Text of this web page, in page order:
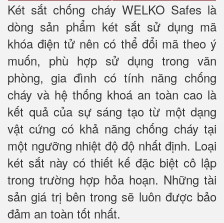
Két sắt chống cháy WELKO Safes là
dòng sản phẩm két sắt sử dụng mã
khóa điện tử nên có thể đổi mã theo ý
muốn, phù hợp sử dụng trong văn
phòng, gia đình có tính năng chống
cháy và hệ thống khoá an toàn cao là
kết quả của sự sáng tạo từ một dạng
vật cứng có khả năng chống cháy tại
một ngưỡng nhiệt độ độ nhất định. Loại
két sắt này có thiết kế đặc biệt cô lập
trong trường hợp hỏa hoạn. Những tài
sản giá trị bên trong sẽ luôn được bảo
đảm an toàn tốt nhất.